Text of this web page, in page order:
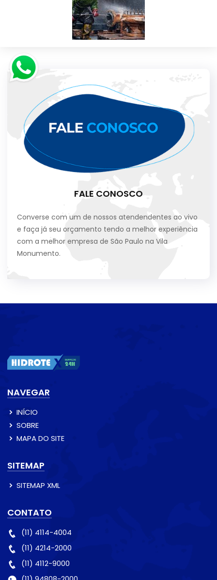
FALE CONOSCO
Converse com um de nossos atendendentes ao vivo
e faça já seu orçamento tendo a melhor experiência
com a melhor empresa de São Paulo na Vila
Monumento.
NAVEGAR
INÍCIO
SOBRE
MAPA DO SITE
SITEMAP
SITEMAP XML
CONTATO
(11) 4114-4004
(11) 4214-2000
(11) 4112-9000